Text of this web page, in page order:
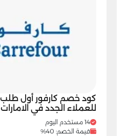
للعملاء الجدد في الامارات
14 مستخدم اليوم
قيمة الخصم: 40%